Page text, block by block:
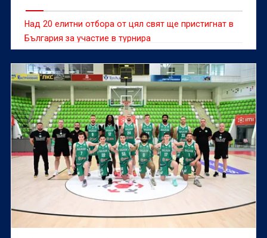
Над 20 елитни отбора от цял свят ще пристигнат в
България за участие в турнира